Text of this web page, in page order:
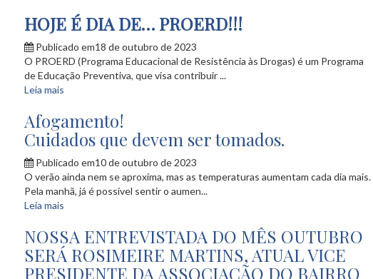
HOJE É DIA DE… PROERD!!!
Publicado em18 de outubro de 2023
O PROERD (Programa Educacional de Resistência às Drogas) é um Programa
de Educação Preventiva, que visa contribuir ...
Leia mais
Afogamento!
Cuidados que devem ser tomados.
Publicado em10 de outubro de 2023
O verão ainda nem se aproxima, mas as temperaturas aumentam cada dia mais.
Pela manhã, já é possível sentir o aumen...
Leia mais
NOSSA ENTREVISTADA DO MÊS OUTUBRO
SERÁ ROSIMEIRE MARTINS, ATUAL VICE
PRESIDENTE DA ASSOCIAÇÃO DO BAIRRO